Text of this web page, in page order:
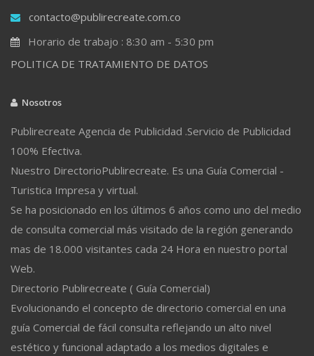
contacto@publirecreate.com.co
Horario de trabajo : 8:30 am - 5:30 pm
POLITICA DE TRATAMIENTO DE DATOS
Nosotros
Publirecreate Agencia de Publicidad .Servicio de Publicidad
100% Efectiva.
Nuestro DirectorioPublirecreate. Es una Guía Comercial -
Turistica Impresa y virtual.
Se ha posicionado en los últimos 6 años como uno del medio
de consulta comercial más visitado de la región generando
mas de 18.000 visitantes cada 24 Hora en nuestro portal
Web.
Directorio Publirecreate ( Guía Comercial)
Evolucionando el concepto de directorio comercial en una
guía Comercial de fácil consulta reflejando un alto nivel
estético y funcional adaptado a los medios digitales e